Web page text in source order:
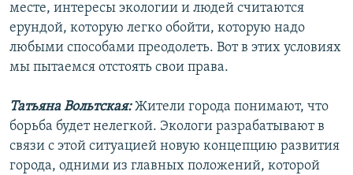
месте, интересы экологии и людей считаются
ерундой, которую легко обойти, которую надо
любыми способами преодолеть. Вот в этих условиях
мы пытаемся отстоять свои права.
Татьяна Вольтская:Жители города понимают, что
борьба будет нелегкой. Экологи разрабатывают в
связи с этой ситуацией новую концепцию развития
города, одними из главных положений, которой